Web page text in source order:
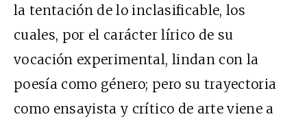
la tentación de lo inclasificable, los
cuales, por el carácter lírico de su
vocación experimental, lindan con la
poesía como género; pero su trayectoria
como ensayista y crítico de arte viene a